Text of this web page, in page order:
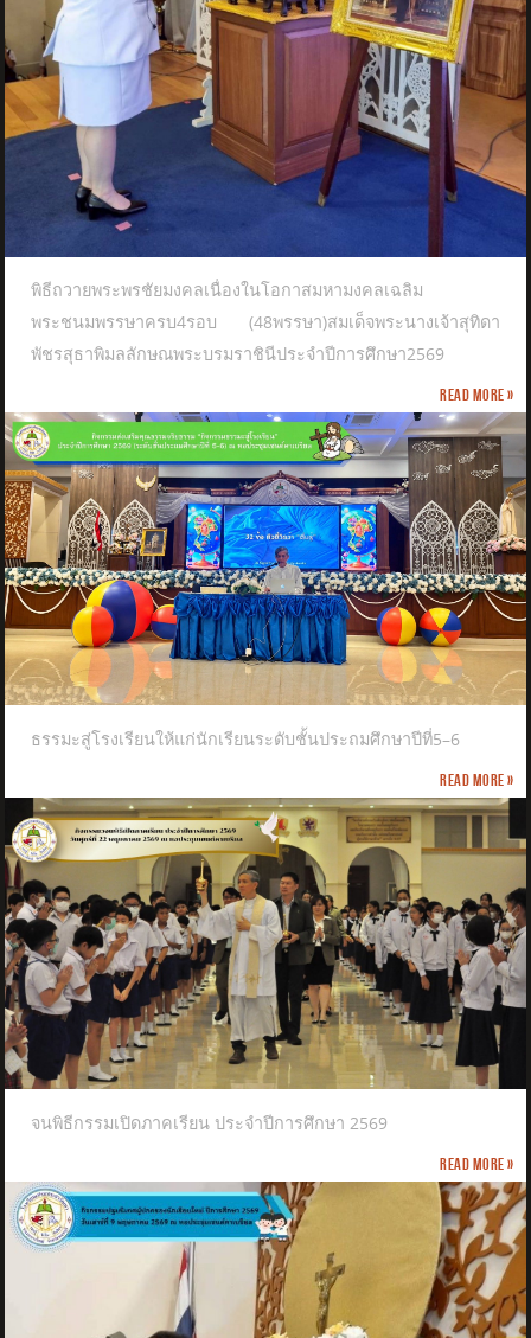
พิธีถวายพระพรชัยมงคลเนื่องในโอกาสมหามงคลเฉลิม
พระชนมพรรษาครบ4รอบ (48พรรษา)สมเด็จพระนางเจ้าสุทิดา
พัชรสุธาพิมลลักษณพระบรมราชินีประจำปีการศึกษา2569
Read more »
ธรรมะสู่โรงเรียนให้แก่นักเรียนระดับชั้นประถมศึกษาปีที่5–6
Read more »
จนพิธีกรรมเปิดภาคเรียน ประจำปีการศึกษา 2569
Read more »